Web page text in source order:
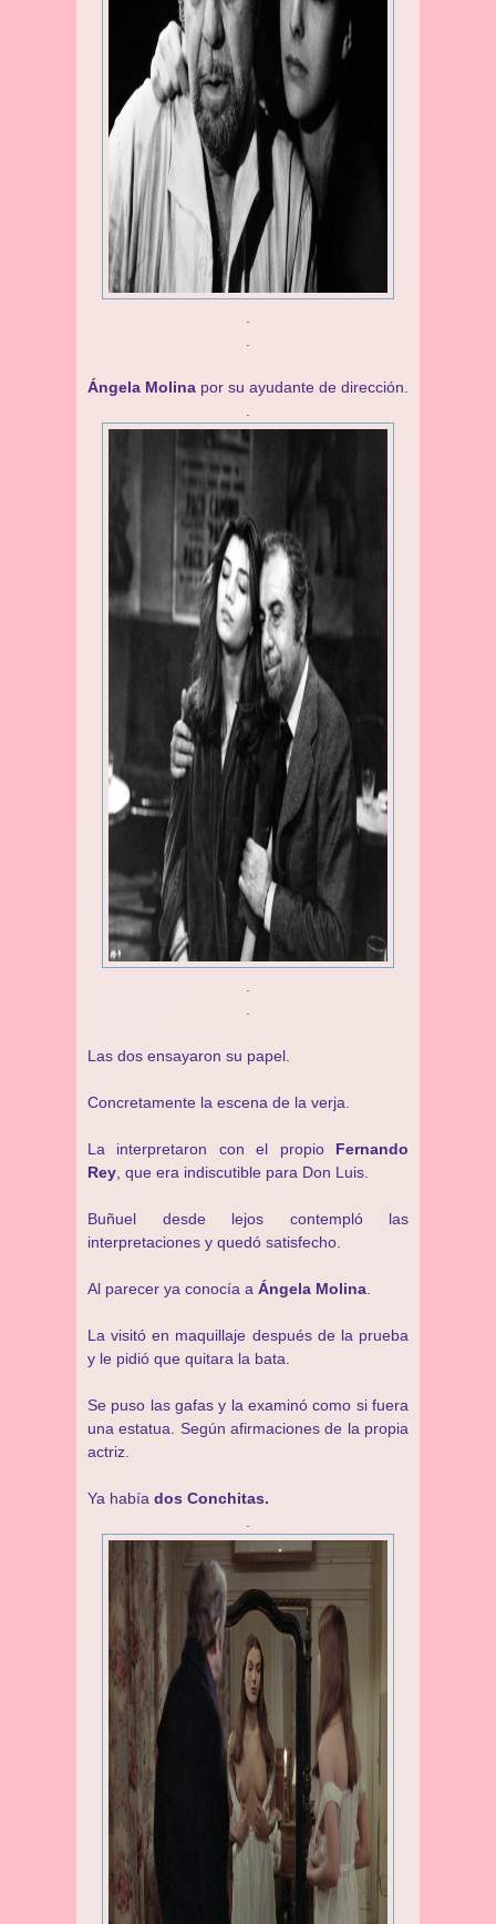
Ángela Molina por su ayudante de dirección.
Las dos ensayaron su papel.
Concretamente la escena de la verja.
La interpretaron con el propio Fernando
Rey , que era indiscutible para Don Luis.
Buñuel desde lejos contempló las
interpretaciones y quedó satisfecho.
Al parecer ya conocía a Ángela Molina
La visitó en maquillaje después de la prueba
y le pidió que quitara la bata.
Se puso las gafas y la examinó como si fuera
una estatua. Según afirmaciones de la propia
actriz.
Ya había dos Conchitas.